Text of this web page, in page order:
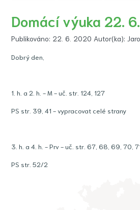
Domácí výuka 22. 6.
Publikováno: 22. 6. 2020 Autor(ka):
Dobrý den,
1. h. a 2. h. - M - uč. str. 124, 127
PS str. 39, 41 - vypracovat celé strany
3. h. a 4. h. - Prv - uč. str. 67, 68, 69, 70,
PS str. 52/2